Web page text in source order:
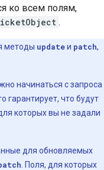
ко всем полям,
.
методы updateи patch,
начинаться с запроса
гарантирует, что будут
которых вы не задали
для обновляемых
. Поля, для которых